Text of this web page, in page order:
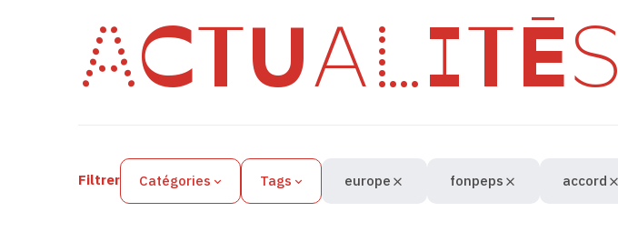
ACTUALITÉS
Filtres des actualités
Filtrer Catégories Tags europe fonpeps accord